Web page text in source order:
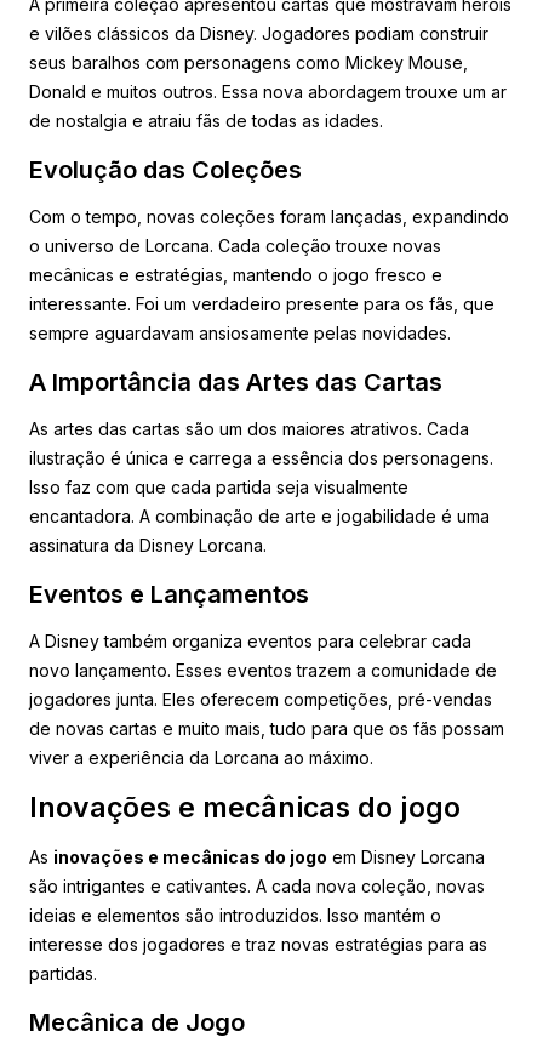
A primeira coleção apresentou cartas que mostravam heróis
e vilões clássicos da Disney. Jogadores podiam construir
seus baralhos com personagens como Mickey Mouse,
Donald e muitos outros. Essa nova abordagem trouxe um ar
de nostalgia e atraiu fãs de todas as idades.
Evolução das Coleções
Com o tempo, novas coleções foram lançadas, expandindo
o universo de Lorcana. Cada coleção trouxe novas
mecânicas e estratégias, mantendo o jogo fresco e
interessante. Foi um verdadeiro presente para os fãs, que
sempre aguardavam ansiosamente pelas novidades.
A Importância das Artes das Cartas
As artes das cartas são um dos maiores atrativos. Cada
ilustração é única e carrega a essência dos personagens.
Isso faz com que cada partida seja visualmente
encantadora. A combinação de arte e jogabilidade é uma
assinatura da Disney Lorcana.
Eventos e Lançamentos
A Disney também organiza eventos para celebrar cada
novo lançamento. Esses eventos trazem a comunidade de
jogadores junta. Eles oferecem competições, pré-vendas
de novas cartas e muito mais, tudo para que os fãs possam
viver a experiência da Lorcana ao máximo.
Inovações e mecânicas do jogo
As inovações e mecânicas do jogo em Disney Lorcana
são intrigantes e cativantes. A cada nova coleção, novas
ideias e elementos são introduzidos. Isso mantém o
interesse dos jogadores e traz novas estratégias para as
partidas.
Mecânica de Jogo